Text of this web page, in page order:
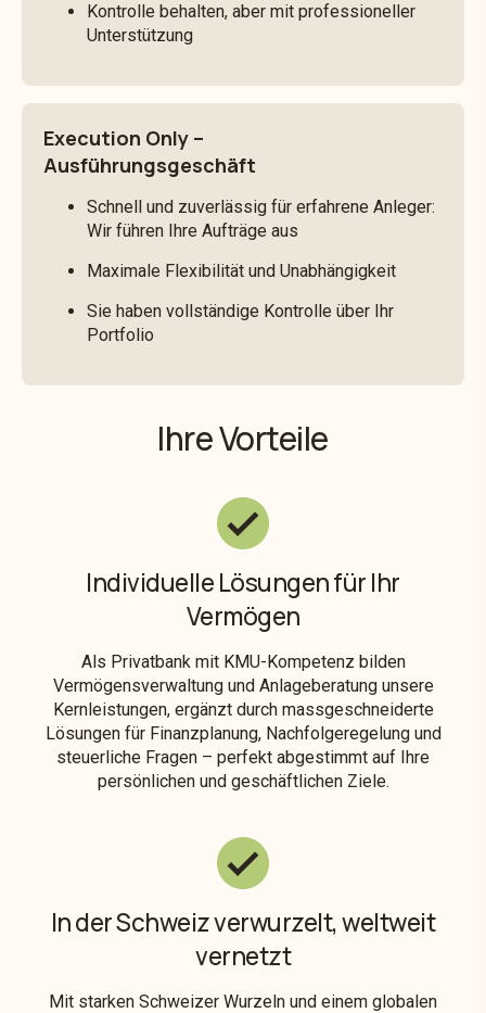
Kontrolle behalten, aber mit professioneller
Unterstützung
Execution Only –
Ausführungsgeschäft
Schnell und zuverlässig für erfahrene Anleger:
Wir führen Ihre Aufträge aus
Maximale Flexibilität und Unabhängigkeit
Sie haben vollständige Kontrolle über Ihr
Portfolio
Ihre Vorteile
Individuelle Lösungen für Ihr
Vermögen
Als Privatbank mit KMU-Kompetenz bilden
Vermögensverwaltung und Anlageberatung unsere
Kernleistungen, ergänzt durch massgeschneiderte
Lösungen für Finanzplanung, Nachfolgeregelung und
steuerliche Fragen – perfekt abgestimmt auf Ihre
persönlichen und geschäftlichen Ziele.
In der Schweiz verwurzelt, weltweit
vernetzt
Mit starken Schweizer Wurzeln und einem globalen